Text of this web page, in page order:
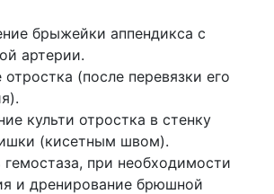
брыжейки аппендикса с
артерии.
отростка (после перевязки его
культи отростка в стенку
(кисетным швом).
гемостаза, при необходимости
и дренирование брюшной